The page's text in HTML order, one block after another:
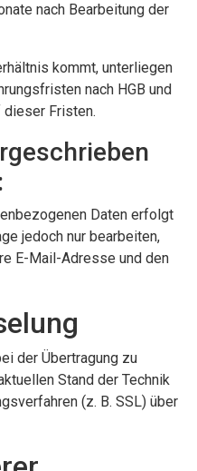
nach Bearbeitung der
kommt, unterliegen
nach HGB und
dieser Fristen.
Daten erfolgt
jedoch nur bearbeiten,
E-Mail-Adresse und den
der Übertragung zu
Stand der Technik
(z. B. SSL) über